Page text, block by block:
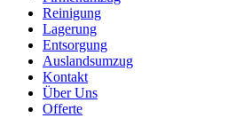
Reinigung
Lagerung
Entsorgung
Auslandsumzug
Kontakt
Über Uns
Offerte